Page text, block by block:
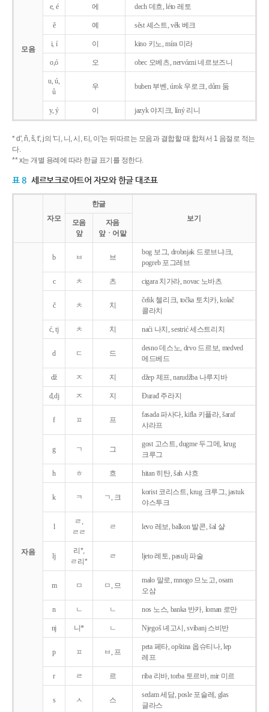
모음
e, é 에 dech 데흐, léto 레토
ě 예 sěst 셰스트, věk 베크
i, í 이 kino 키노, míra 미라
o,ó 오 obec 오베츠, nervózni 네르보즈니
u, ú,
ů
우 buben 부벤, úrok 우로크, dům 둠
y, ý 이 jazyk야지크, líný 리니
* d', ň, š, t', j의 '디, 니, 시, 티, 이'는 뒤따르는 모음과 결합할 때 합쳐서 1 음절로 적는
다.
** x는 개별 용례에 따라 한글 표기를 정한다.
표 8 세르보크로아트어 자모와 한글 대조표
자모
한글
보기
모음
앞
자음
앞ㆍ어말
자음
b ㅂ 브
bog 보그, drobnjak 드로브냐크,
pogreb 포그레브
c ㅊ 츠 cigara 치가라, novac 노바츠
č ㅊ 치
čelik 첼리크, točka 토치카, kolač
콜라치
ć, tj ㅊ 치 naći 나치, sestrić 세스트리치
d ㄷ 드
desno 데스노, drvo 드르보, medved
메드베드
dž ㅈ 지 džep 제프, narudžba 나루지바
đ,dj ㅈ 지 Ðurađ 주라지
f ㅍ 프
fasada 파사다, kifla 키플라, šaraf
샤라프
g ㄱ 그
gost 고스트, dugme 두그메, krug
크루그
h ㅎ 흐 hitan 히탄, šah 샤흐
k ㅋ ㄱ, 크
korist 코리스트, krug 크루그, jastuk
야스투크
l
ㄹ,
ㄹㄹ
ㄹ levo 레보, balkon 발콘, šal 샬
lj
리*,
ㄹ리*
ㄹ ljeto 레토, pasulj 파술
m ㅁ ㅁ, 므
malo 말로, mnogo 므노고, osam
오삼
n ㄴ ㄴ nos 노스, banka 반카, loman 로만
nj 니* ㄴ Njegoš 녜고시, svibanj 스비반
p ㅍ ㅂ, 프
peta 페타, opština 옵슈티나, lep
레프
r ㄹ 르 riba 리바, torba 토르바, mir 미르
s ㅅ 스
sedam 세담, posle 포슬레, glas
글라스